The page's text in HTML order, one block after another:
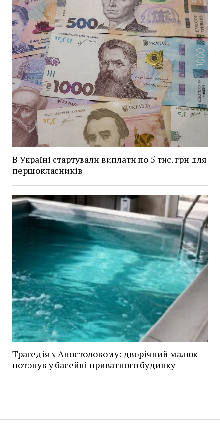
В Україні стартували виплати по 5 тис. грн для
першокласників
Трагедія у Апостоловому: дворічний малюк
потонув у басейні приватного будинку